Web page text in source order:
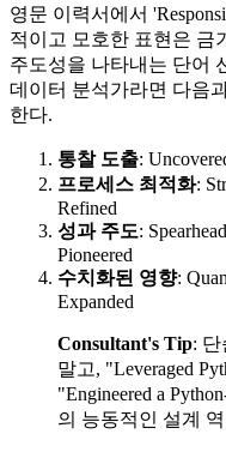
영문 이력서에서
적이고 모호한 표현은 금
주도성을 나타내는 단어
데이터 분석가라면 다음
한다.
통찰 도출:
프로세스 최적화:
Refined
성과 주도:
Pioneered
수치화된 영향:
Expanded
Consultant's Tip: 단
말고, "Leveraged
"Engineered a
의 능동적인 설계